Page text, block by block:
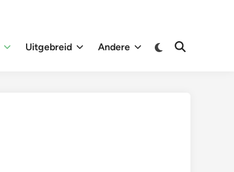
Uitgebreid Andere
Overschakelen
Zoeken